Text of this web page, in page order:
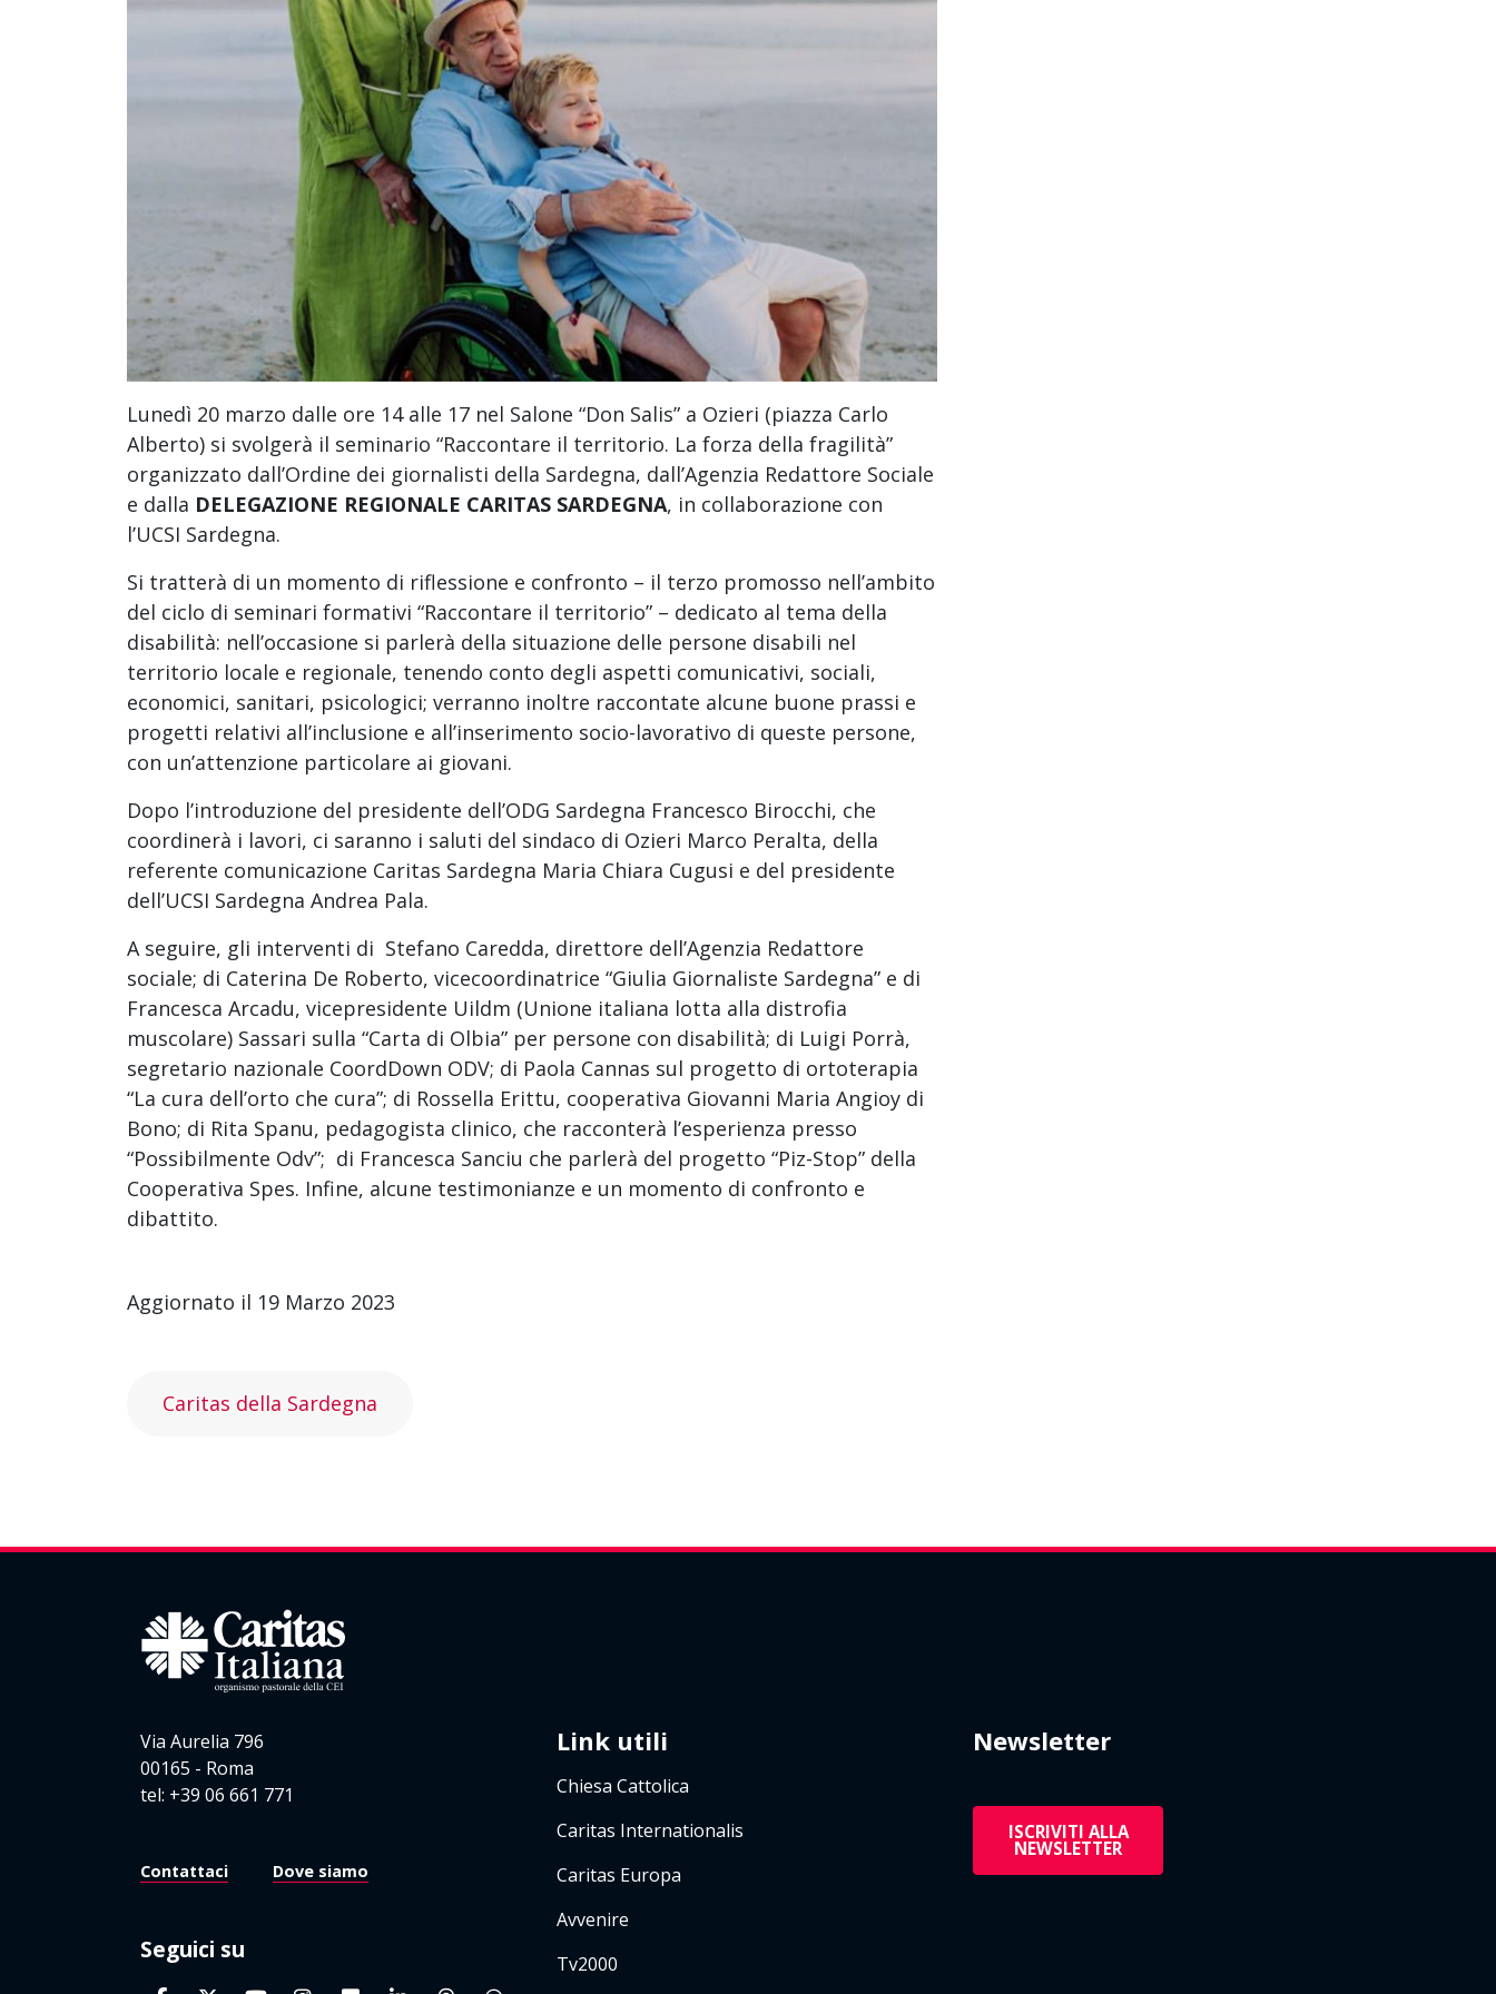
Lunedì 20 marzo dalle ore 14 alle 17 nel Salone “Don Salis” a Ozieri (piazza Carlo
Alberto) si svolgerà il seminario “Raccontare il territorio. La forza della fragilità”
organizzato dall’Ordine dei giornalisti della Sardegna, dall’Agenzia Redattore Sociale
e dalla DELEGAZIONE REGIONALE CARITAS SARDEGNA, in collaborazione con
l’UCSI Sardegna.
Si tratterà di un momento di riflessione e confronto – il terzo promosso nell’ambito
del ciclo di seminari formativi “Raccontare il territorio” – dedicato al tema della
disabilità: nell’occasione si parlerà della situazione delle persone disabili nel
territorio locale e regionale, tenendo conto degli aspetti comunicativi, sociali,
economici, sanitari, psicologici; verranno inoltre raccontate alcune buone prassi e
progetti relativi all’inclusione e all’inserimento socio-lavorativo di queste persone,
con un’attenzione particolare ai giovani.
Dopo l’introduzione del presidente dell’ODG Sardegna Francesco Birocchi, che
coordinerà i lavori, ci saranno i saluti del sindaco di Ozieri Marco Peralta, della
referente comunicazione Caritas Sardegna Maria Chiara Cugusi e del presidente
dell’UCSI Sardegna Andrea Pala.
A seguire, gli interventi di Stefano Caredda, direttore dell’Agenzia Redattore
sociale; di Caterina De Roberto, vicecoordinatrice “Giulia Giornaliste Sardegna” e di
Francesca Arcadu, vicepresidente Uildm (Unione italiana lotta alla distrofia
muscolare) Sassari sulla “Carta di Olbia” per persone con disabilità; di Luigi Porrà,
segretario nazionale CoordDown ODV; di Paola Cannas sul progetto di ortoterapia
“La cura dell’orto che cura”; di Rossella Erittu, cooperativa Giovanni Maria Angioy di
Bono; di Rita Spanu, pedagogista clinico, che racconterà l’esperienza presso
“Possibilmente Odv”; di Francesca Sanciu che parlerà del progetto “Piz-Stop” della
Cooperativa Spes. Infine, alcune testimonianze e un momento di confronto e
dibattito.
Aggiornato il 19 Marzo 2023
Caritas della Sardegna
Via Aurelia 796
00165 - Roma
tel: +39 06 661 771
Contattaci Dove siamo
Seguici su
Link utili
Chiesa Cattolica
Caritas Internationalis
Caritas Europa
Avvenire
Tv2000
Newsletter
ISCRIVITI ALLA
NEWSLETTER